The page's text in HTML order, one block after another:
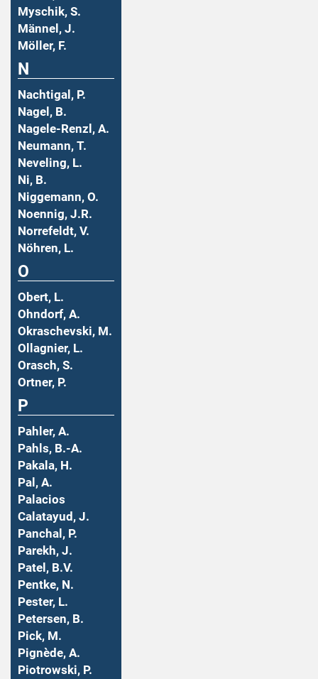
Myschik, S.
Männel, J.
Möller, F.
N
Nachtigal, P.
Nagel, B.
Nagele-Renzl, A.
Neumann, T.
Neveling, L.
Ni, B.
Niggemann, O.
Noennig, J.R.
Norrefeldt, V.
Nöhren, L.
O
Obert, L.
Ohndorf, A.
Okraschevski, M.
Ollagnier, L.
Orasch, S.
Ortner, P.
P
Pahler, A.
Pahls, B.-A.
Pakala, H.
Pal, A.
Palacios
Calatayud, J.
Panchal, P.
Parekh, J.
Patel, B.V.
Pentke, N.
Pester, L.
Petersen, B.
Pick, M.
Pignède, A.
Piotrowski, P.